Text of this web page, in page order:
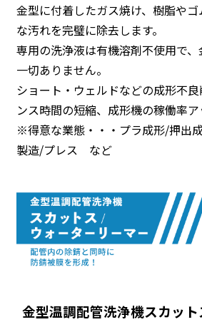
金型に付着したガス焼け、樹脂や
な汚れを完璧に除去します。
専用の洗浄液は有機溶剤不使用で
一切ありません。
ショート・ウェルドなどの成形不
ンス時間の短縮、成形機の稼働率ア
※得意な業態・・・プラ成形/押出
製造/プレス など
金型温調配管洗浄機スカッ